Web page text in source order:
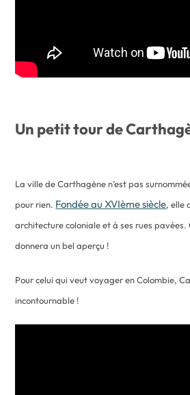
Un petit tour de
La ville de Carthagène n’est pas
pour rien. Fondée au XVIème siècle, elle
architecture coloniale et à ses rues pavées.
donnera un bel aperçu !
Pour celui qui veut voyager en Colombie,
incontournable !